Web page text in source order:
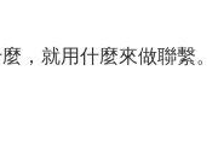
，就用什麼來做聯繫。